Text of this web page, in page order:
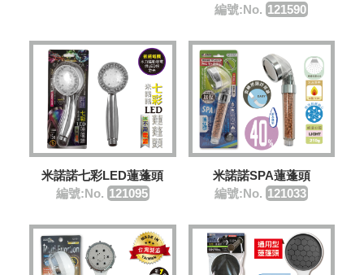
編號:No. 121590
米諾諾七彩LED蓮蓬頭
編號:No. 121095
米諾諾SPA蓮蓬頭
編號:No. 121033